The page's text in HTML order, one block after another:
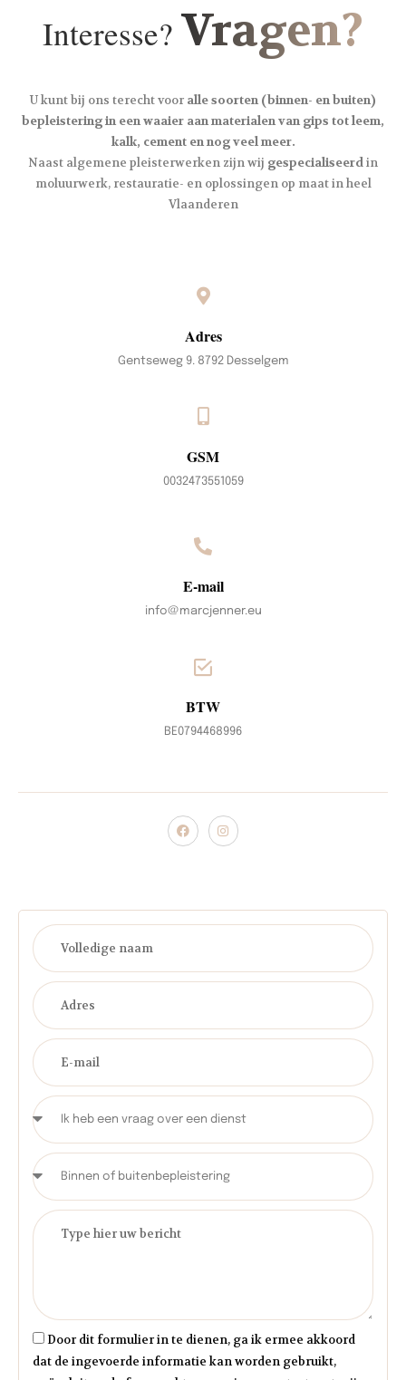
Interesse? Vragen?
U kunt bij ons terecht voor alle soorten (binnen- en buiten)
bepleistering in een waaier aan materialen van gips tot leem,
kalk, cement en nog veel meer.
Naast algemene pleisterwerken zijn wij gespecialiseerdin
moluurwerk, restauratie- en oplossingen op maat in heel
Vlaanderen
Adres
Gentseweg 9. 8792 Desselgem
GSM
0032473551059
E-mail
info@marcjenner.eu
BTW
BE0794468996
Door dit formulier in te dienen, ga ik ermee akkoord
dat de ingevoerde informatie kan worden gebruikt,